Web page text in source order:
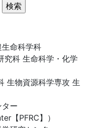
命科学科
究科 生命科学・化学
生物資源科学専攻 生
ター
【PFRC】）